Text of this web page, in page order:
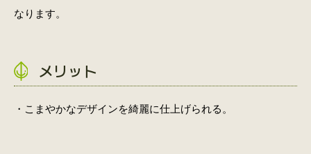
なります。
メリット
・こまやかなデザインを綺麗に仕上げられる。